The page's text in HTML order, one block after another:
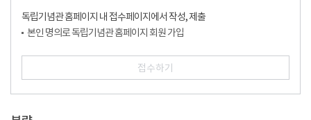
독립기념관 홈페이지 내 접수페이지에서 작성, 제출
본인 명의로 독립기념관 홈페이지 회원 가입
접수하기